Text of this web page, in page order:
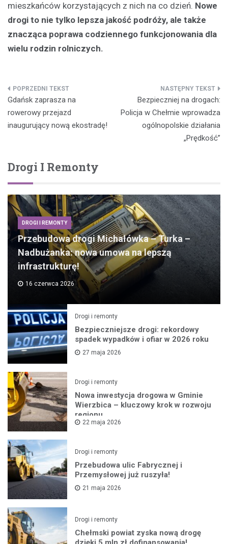
mieszkańców korzystających z nich na co dzień. Nowe
drogi to nie tylko lepsza jakość podróży, ale także
znacząca poprawa codziennego funkcjonowania dla
wielu rodzin rolniczych.
Nawigacja
wpisu
Gdańsk zaprasza na
rowerowy przejazd
inaugurujący nową ekostradę!
Bezpieczniej na drogach:
Policja w Chełmie wprowadza
ogólnopolskie działania
„Prędkość”
Drogi I Remonty
DROGI I REMONTY
Przebudowa drogi Michałówka – Turka –
Nadbużanka: nowa umowa na lepszą
infrastrukturę!
16 czerwca 2026
Drogi i remonty
Bezpieczniejsze drogi: rekordowy
spadek wypadków i ofiar w 2026 roku
27 maja 2026
Drogi i remonty
Nowa inwestycja drogowa w Gminie
Wierzbica – kluczowy krok w rozwoju
regionu
22 maja 2026
Drogi i remonty
Przebudowa ulic Fabrycznej i
Przemysłowej już ruszyła!
21 maja 2026
Drogi i remonty
Chełmski powiat zyska nową drogę